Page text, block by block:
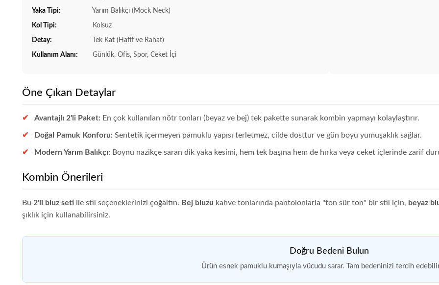
Yaka Tipi: Yarım Balıkçı (Mock Neck)
Kol Tipi: Kolsuz
Detay: Tek Kat (Hafif ve Rahat)
Kullanım Alanı: Günlük, Ofis, Spor, Ceket İçi
Öne Çıkan Detaylar
Avantajlı 2'li Paket: En çok kullanılan nötr tonları (beyaz ve bej) tek pakette sunarak kombin yapmayı kolaylaştırır.
Doğal Pamuk Konforu: Sentetik içermeyen pamuklu yapısı terletmez, cilde dosttur ve gün boyu yumuşaklık sağlar.
Modern Yarım Balıkçı: Boynu nazikçe saran dik yaka kesimi, hem tek başına hem de hırka veya ceket içlerinde zarif
Kombin Önerileri
Bu 2'li bluz seti ile stil seçeneklerinizi çoğaltın. Bej bluzu kahve tonlarında pantolonlarla "ton sür ton" bir stil için, beyaz
şıklık için kullanabilirsiniz.
Doğru Bedeni Bulun
Ürün esnek pamuklu kumaşıyla vücudu sarar. Tam bedeninizi tercih